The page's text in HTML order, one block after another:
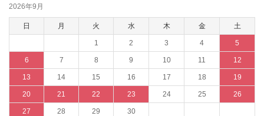
2026年9月
日 月 火 水 木 金 土
1 2 3 4 5
6 7 8 9 10 11 12
13 14 15 16 17 18 19
20 21 22 23 24 25 26
27 28 29 30